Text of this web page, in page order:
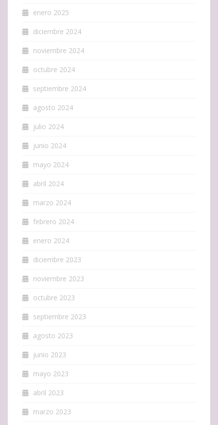
enero 2025
diciembre 2024
noviembre 2024
octubre 2024
septiembre 2024
agosto 2024
julio 2024
junio 2024
mayo 2024
abril 2024
marzo 2024
febrero 2024
enero 2024
diciembre 2023
noviembre 2023
octubre 2023
septiembre 2023
agosto 2023
junio 2023
mayo 2023
abril 2023
marzo 2023